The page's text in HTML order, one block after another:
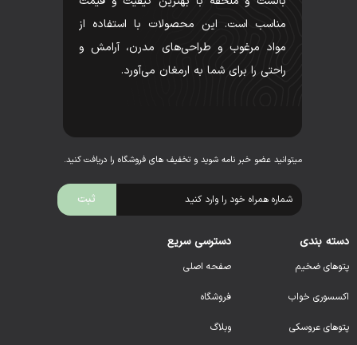
مناسب است. این محصولات با استفاده از
مواد مرغوب و طراحی‌های مدرن، آرامش و
راحتی را برای شما به ارمغان می‌آورد.
میتوانید عضو خبر نامه شوید و تخفیف های فروشگاه را دریافت کنید.
دسته بندی
پتوهای ضخیم
اکسسوری خواب
پتوهای عروسکی
دسترسی سریع
صفحه اصلی
فروشگاه
وبلاگ